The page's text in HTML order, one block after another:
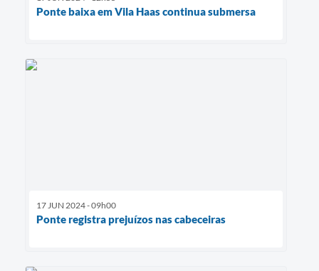
Ponte baixa em Vila Haas continua submersa
17 JUN 2024 - 09h00
Ponte registra prejuízos nas cabeceiras